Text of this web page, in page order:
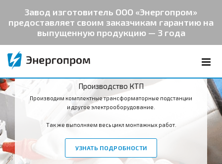
Завод изготовитель ООО «Энергопром»
предоставляет своим заказчикам гарантию на
выпущенную продукцию — 3 года
Производство КТП
Производим комплектные трансформаторные подстанции
и другое электрооборудование.
Так же выполняем весь цикл монтажных работ.
УЗНАТЬ ПОДРОБНОСТИ